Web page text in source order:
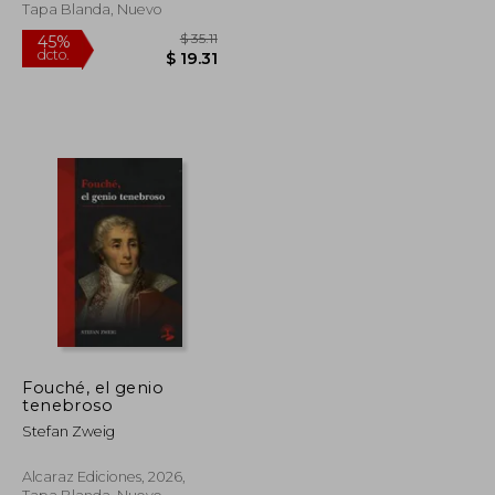
$ 35.19
Tapa Blanda, Nuevo
Fouché, el genio
tenebroso
Stefan Zweig
Alcaraz Ediciones, 2026,